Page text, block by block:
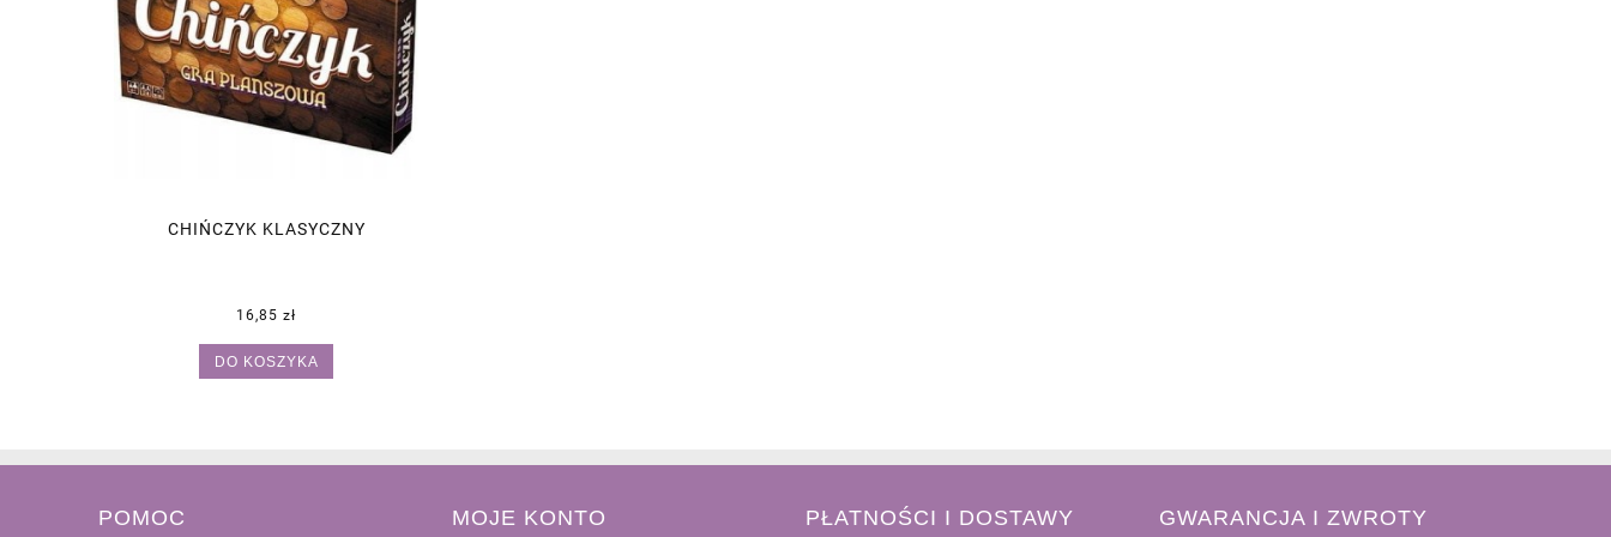
CHIŃCZYK KLASYCZNY
16,85 zł
DO KOSZYKA
POMOC MOJE KONTO PŁATNOŚCI I DOSTAWY GWARANCJA I ZWROTY